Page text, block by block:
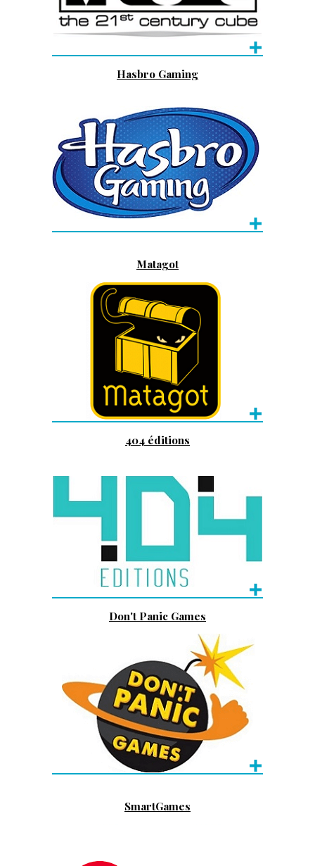
Hasbro Gaming
Matagot
404 éditions
Don't Panic Games
SmartGames